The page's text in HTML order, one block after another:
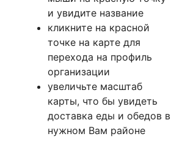
и увидите название
кликните на красной
точке на карте для
перехода на профиль
организации
увеличьте масштаб
карты, что бы увидеть
доставка еды и обедов в
нужном Вам районе